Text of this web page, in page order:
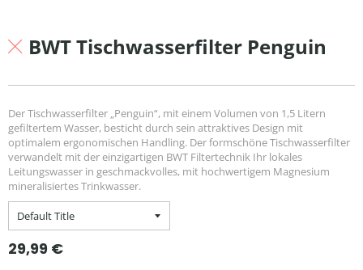
BWT Tischwasserfilter Penguin
Der Tischwasserfilter „Penguin“, mit einem Volumen von 1,5 Litern
gefiltertem Wasser, besticht durch sein attraktives Design mit
optimalem ergonomischen Handling. Der formschöne Tischwasserfilter
verwandelt mit der einzigartigen BWT Filtertechnik Ihr lokales
Leitungswasser in geschmackvolles, mit hochwertigem Magnesium
mineralisiertes Trinkwasser.
Normaler
Preis
29,99 €